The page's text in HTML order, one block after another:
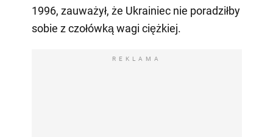
1996, zauważył, że Ukrainiec nie poradziłby
sobie z czołówką wagi ciężkiej.
REKLAMA